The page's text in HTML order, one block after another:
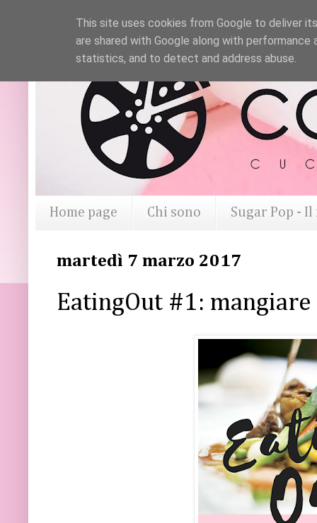
Home page Chi sono Sugar Pop -
martedì 7 marzo 2017
EatingOut #1:
This site uses cookies from Google to deliver
are shared with Google along with
statistics, and to detect and address abuse.